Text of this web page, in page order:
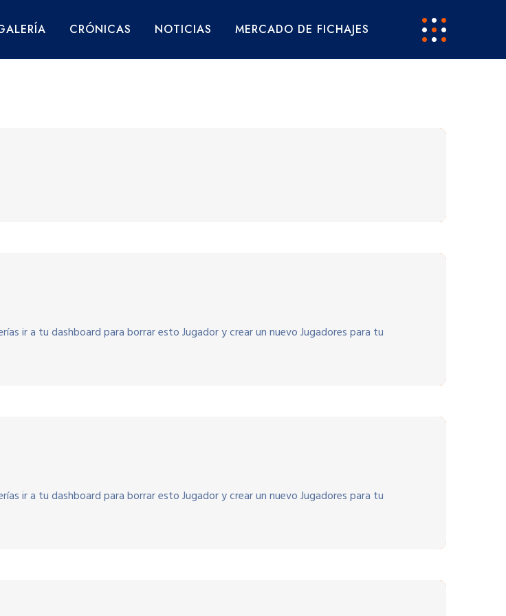
CRÓNICAS NOTICIAS MERCADO DE FICHAJES
ir a tu dashboard para borrar esto Jugador y crear un nuevo Jugadores para tu
ir a tu dashboard para borrar esto Jugador y crear un nuevo Jugadores para tu